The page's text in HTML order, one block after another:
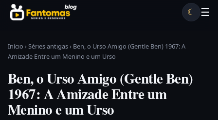
Pular para o conteúdo
☰
☾
Início ›Séries antigas› Ben, o Urso Amigo (Gentle Ben) 1967: A
Amizade Entre um Menino e um Urso
Ben, o Urso Amigo (Gentle Ben)
1967: A Amizade Entre um
Menino e um Urso